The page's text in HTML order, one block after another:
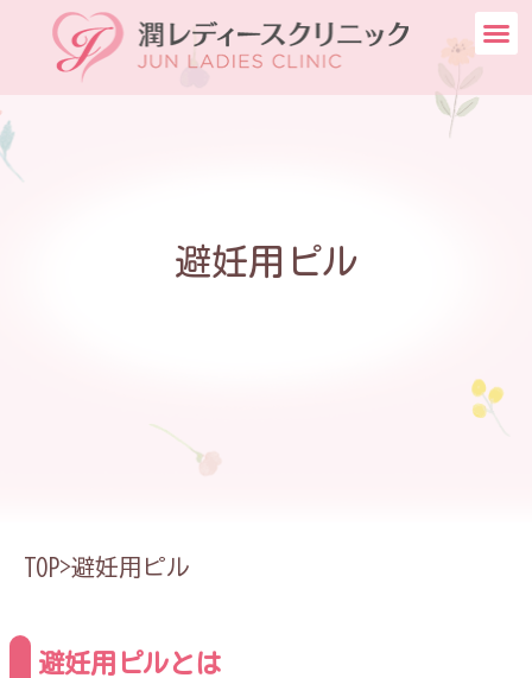
避妊用ピル
TOP>避妊用ピル
避妊用ピルとは